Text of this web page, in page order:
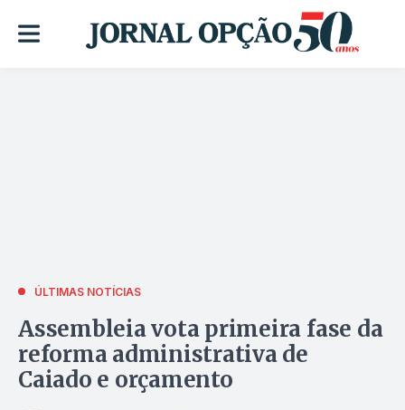
ÚLTIMAS NOTÍCIAS
Assembleia vota primeira fase da
reforma administrativa de
Caiado e orçamento